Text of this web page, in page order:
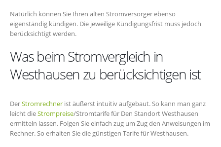
Natürlich können Sie Ihren alten Stromversorger ebenso
eigenständig kündigen. Die jeweilige Kündigungsfrist muss jedoch
berücksichtigt werden.
Was beim Stromvergleich in
Westhausen zu berücksichtigen ist
DerStromrechner ist äußerst intuitiv aufgebaut. So kann man ganz
leicht dieStrompreise/Stromtarife für Den Standort Westhausen
ermitteln lassen. Folgen Sie einfach zug um Zug den Anweisungen im
Rechner. So erhalten Sie die günstigen Tarife für Westhausen.